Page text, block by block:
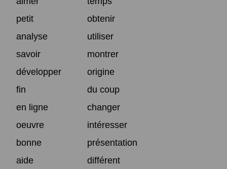
petit
obtenir
analyse
utiliser
savoir
montrer
développer
origine
fin
du coup
en ligne
changer
oeuvre
intéresser
bonne
présentation
aide
différent